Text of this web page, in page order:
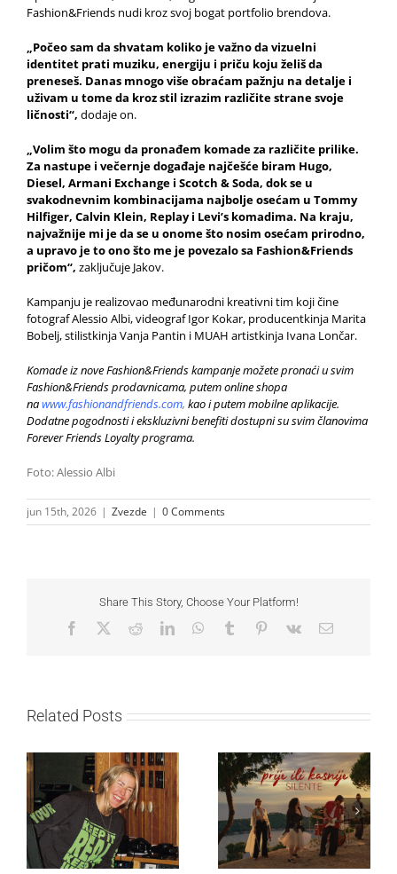
Fashion&Friends nudi kroz svoj bogat portfolio brendova.
„Počeo sam da shvatam koliko je važno da vizuelni
identitet prati muziku, energiju i priču koju želiš da
preneseš. Danas mnogo više obraćam pažnju na detalje i
uživam u tome da kroz stil izrazim različite strane svoje
ličnosti“, dodaje on.
„Volim što mogu da pronađem komade za različite prilike.
Za nastupe i večernje događaje najčešće biram Hugo,
Diesel, Armani Exchange i Scotch & Soda, dok se u
svakodnevnim kombinacijama najbolje osećam u Tommy
Hilfiger, Calvin Klein, Replay i Levi’s komadima. Na kraju,
najvažnije mi je da se u onome što nosim osećam prirodno,
a upravo je to ono što me je povezalo sa Fashion&Friends
pričom“, zaključuje Jakov.
Kampanju je realizovao međunarodni kreativni tim koji čine
fotograf Alessio Albi, videograf Igor Kokar, producentkinja Marita
Bobelj, stilistkinja Vanja Pantin i MUAH artistkinja Ivana Lončar.
Komade iz nove Fashion&Friends kampanje možete pronaći u svim
Fashion&Friends prodavnicama, putem online shopa
nawww.fashionandfriends.com, kao i putem mobilne aplikacije.
Dodatne pogodnosti i ekskluzivni benefiti dostupni su svim članovima
Forever Friends Loyalty programa.
Foto: Alessio Albi
jun 15th, 2026 | Zvezde | 0 Comments
Share This Story, Choose Your Platform!
Facebook RedditLinkedInWhatsApp
Tumblr Pinterest
Vk Email
Related Posts
Ellie Goulding otkriva
nežniju stranu novim
singlom „4 Seasons“
Silente objavio novi
singl “Prije ili kasnije”